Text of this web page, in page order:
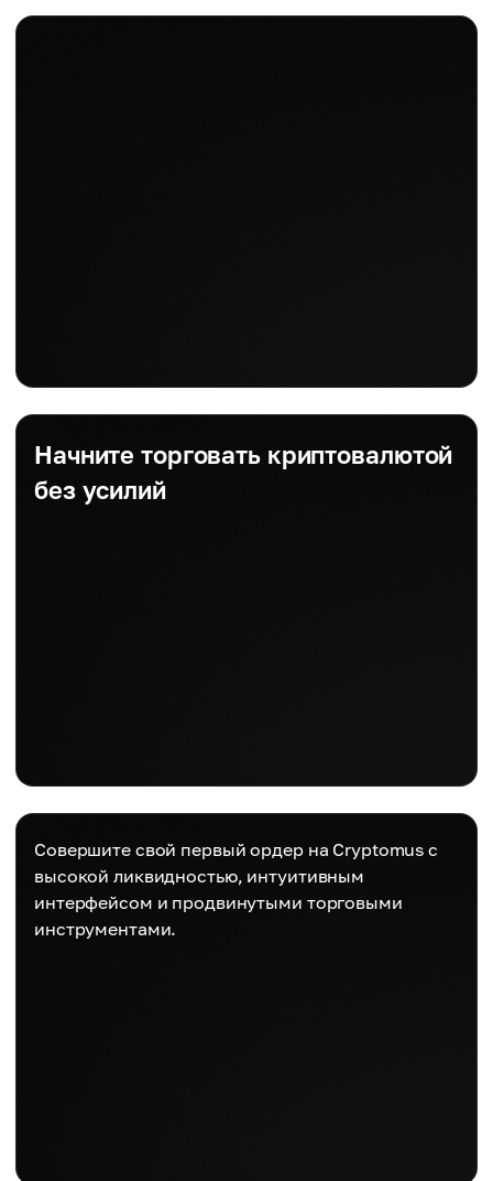
Начните торговать криптовалютой
без усилий
Совершите свой первый ордер на Cryptomus с
высокой ликвидностью, интуитивным
интерфейсом и продвинутыми торговыми
инструментами.